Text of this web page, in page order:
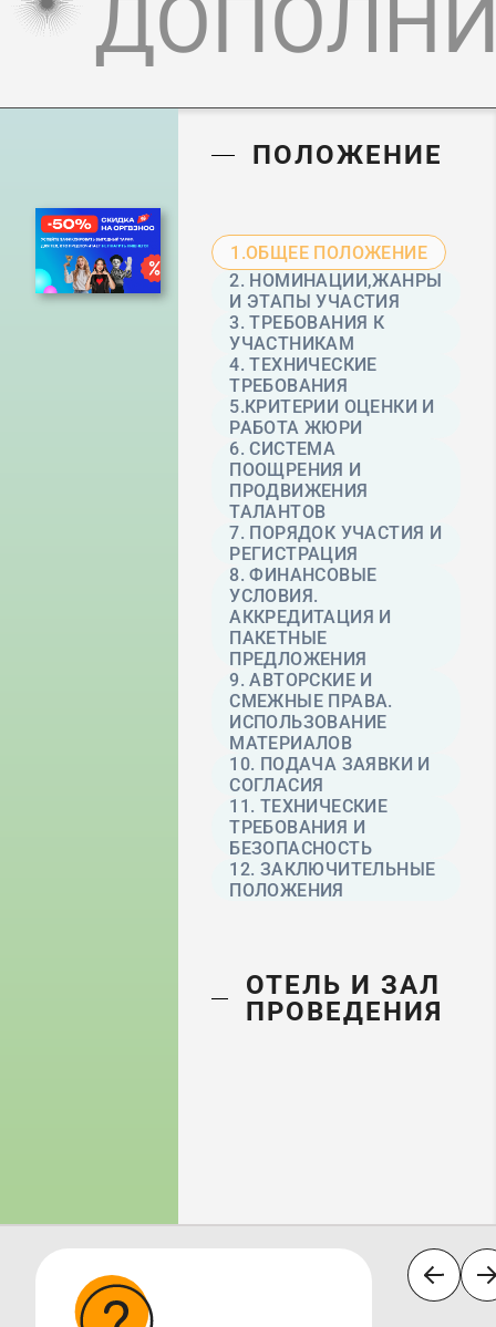
ПОЛОЖЕНИЕ
1.ОБЩЕЕ ПОЛОЖЕНИЕ
2. НОМИНАЦИИ,ЖАНРЫ
И ЭТАПЫ УЧАСТИЯ
3. ТРЕБОВАНИЯ К
УЧАСТНИКАМ
4. ТЕХНИЧЕСКИЕ
ТРЕБОВАНИЯ
5.КРИТЕРИИ ОЦЕНКИ И
РАБОТА ЖЮРИ
6. СИСТЕМА
ПООЩРЕНИЯ И
ПРОДВИЖЕНИЯ
ТАЛАНТОВ
7. ПОРЯДОК УЧАСТИЯ И
РЕГИСТРАЦИЯ
8. ФИНАНСОВЫЕ
УСЛОВИЯ.
АККРЕДИТАЦИЯ И
ПАКЕТНЫЕ
ПРЕДЛОЖЕНИЯ
9. АВТОРСКИЕ И
СМЕЖНЫЕ ПРАВА.
ИСПОЛЬЗОВАНИЕ
МАТЕРИАЛОВ
10. ПОДАЧА ЗАЯВКИ И
СОГЛАСИЯ
11. ТЕХНИЧЕСКИЕ
ТРЕБОВАНИЯ И
БЕЗОПАСНОСТЬ
12. ЗАКЛЮЧИТЕЛЬНЫЕ
ПОЛОЖЕНИЯ
ОТЕЛЬ И ЗАЛ
ПРОВЕДЕНИЯ